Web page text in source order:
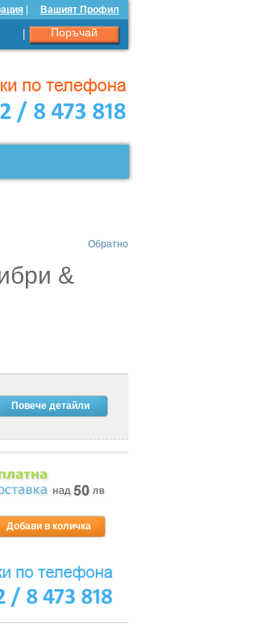
| Вашият Профил
Поръчай
Обратно
&
Повече детайли